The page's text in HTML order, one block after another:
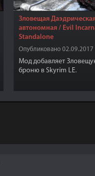
Зловещая
автономная / Evil
Standalone
Опубликовано 02.09.2017
Мод добавляет
броню в Skyrim LE.